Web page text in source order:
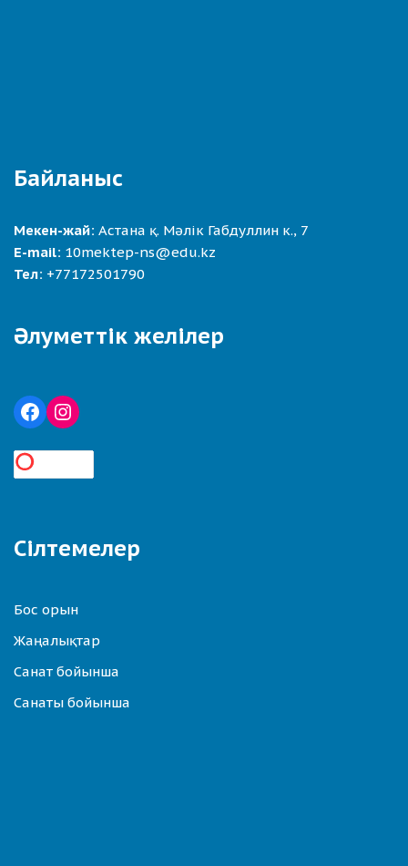
Байланыс
Мекен-жай: Астана қ. Мәлік Габдуллин к., 7
E-mail: 10mektep-ns@edu.kz
Тел: +77172501790
Әлуметтік желілер
Сілтемелер
Бос орын
Жаңалықтар
Санат бойынша
Санаты бойынша